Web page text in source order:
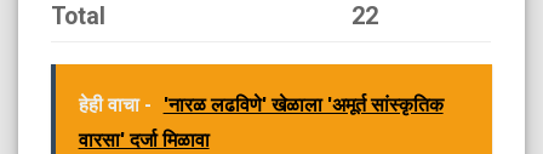
Total
22
हेही वाचा -
'नारळ लढविणे' खेळाला 'अमूर्त सांस्कृतिक
वारसा' दर्जा मिळावा